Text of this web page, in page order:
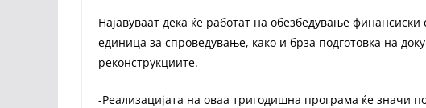
Најавуваат дека ќе работат на обезбедување
единица за спроведување, како и брза подготовка на
реконструкциите.
-Реализацијата на оваа тригодишна програма ќе значи